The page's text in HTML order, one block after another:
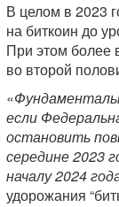
В целом в 2023
на биткоин до
При этом более
во второй
«
если
остановить
середине 2023
началу 2024
удорожания